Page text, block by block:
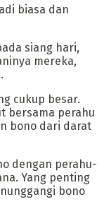
biasa dan
siang hari,
mereka,
cukup besar.
bersama perahu
bono dari darat
dengan perahu-
Yang penting
bono